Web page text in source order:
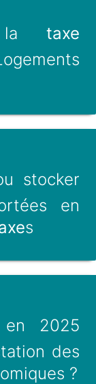
la taxe
stocker
en
s
en 2025
des
?